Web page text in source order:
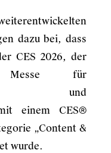
dazu bei, dass
CES 2026, der
Messe für
und
einem CES®
„Content &
wurde.